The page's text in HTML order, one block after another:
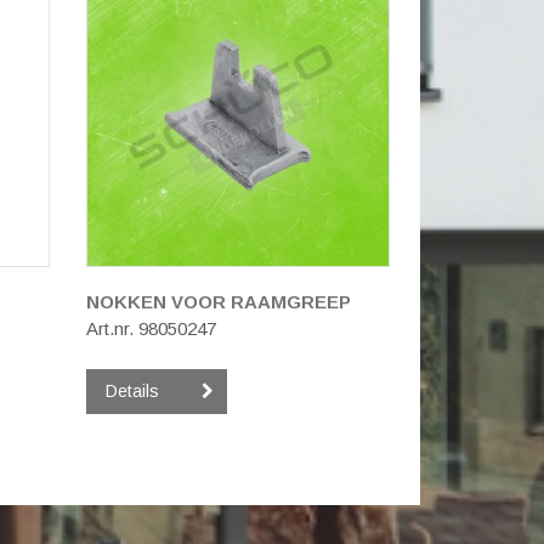
NOKKEN VOOR RAAMGREEP
Art.nr. 98050247
Details